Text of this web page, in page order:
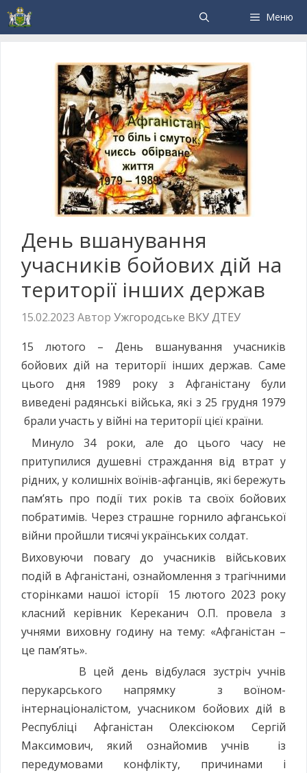
Меню
День вшанування
учасників бойових дій на
території інших держав
15.02.2023 Автор Ужгородське ВКУ ДТЕУ
15 лютого – День вшанування учасників
бойових дій на території інших держав. Саме
цього дня 1989 року з Афганістану були
виведені радянські війська, які з 25 грудня 1979
брали участь у війні на території цієї країни.
Минуло 34 роки, але до цього часу не
притупилися душевні страждання від втрат у
рідних, у колишніх воїнів-афганців, які бережуть
пам’ять про події тих років та своїх бойових
побратимів. Через страшне горнило афганської
війни пройшли тисячі українських солдат.
Виховуючи повагу до учасників військових
подій в Афганістані, ознайомлення з трагічними
сторінками нашої історії 15 лютого 2023 року
класний керівник Кереканич О.П. провела з
учнями виховну годину на тему: «Афганістан –
це пам’ять».
В цей день відбулася зустріч учнів
перукарського напрямку з воїном-
інтернаціоналістом, учасником бойових дій в
Республіці Афганістан Олексіюком Сергій
Максимович, який ознайомив учнів із
передумовами конфлікту, причинами і